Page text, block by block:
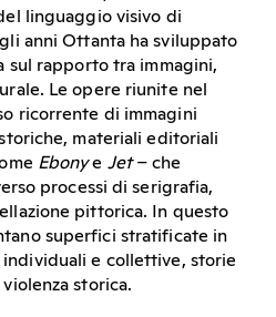
linguaggio visivo di
anni Ottanta ha sviluppato
sul rapporto tra immagini,
Le opere riunite nel
ricorrente di immagini
materiali editoriali
Ebonye Jet– che
processi di serigrafia,
pittorica. In questo
superfici stratificate in
e collettive, storie
storica.